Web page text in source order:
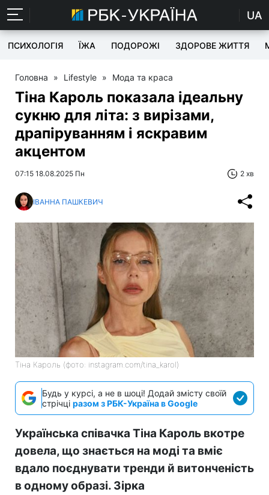
UA
ПСИХОЛОГІЯ ЇЖА ПОДОРОЖІ ЗДОРОВЕ ЖИТТЯ
Головна » Lifestyle » Мода та краса
Тіна Кароль показала ідеальну
сукню для літа: з вирізами,
драпіруванням і яскравим
акцентом
07:15 18.08.2025 Пн 2 хв
ІВАННА ПАШКЕВИЧ
Тіна Кароль (фото: instagram.com/tina_karol)
Будь у курсі, а не в шоці! Додай змісту своїй
стрічці разом з РБК-Україна в Google
Українська співачка Тіна Кароль вкотре
довела, що знається на моді та вміє
вдало поєднувати тренди й витонченість
в одному образі. Зірка